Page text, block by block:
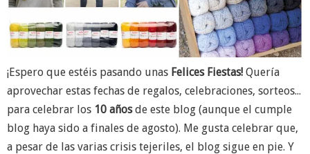
¡Espero que estéis pasando unas Felices Fiestas! Quería
aprovechar estas fechas de regalos, celebraciones, sorteos...
para celebrar los 10 añosde este blog (aunque el cumple
blog haya sido a finales de agosto). Me gusta celebrar que,
a pesar de las varias crisis tejeriles, el blog sigue en pie. Y